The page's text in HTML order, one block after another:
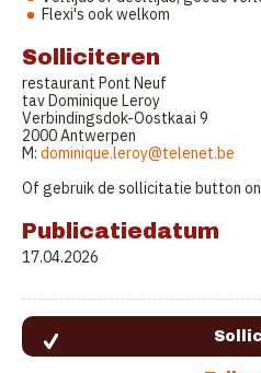
Flexi's ook welkom
Solliciteren
restaurant Pont Neuf
tav Dominique Leroy
Verbindingsdok-Oostkaai 9
2000 Antwerpen
M: dominique.leroy@telenet.be
Of gebruik de sollicitatie button
Publicatiedatum
17.04.2026